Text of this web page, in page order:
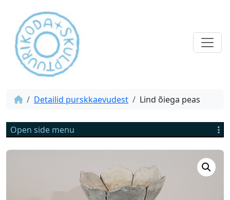
Detailid purskkaevudest Lind õiega peas
Open side menu